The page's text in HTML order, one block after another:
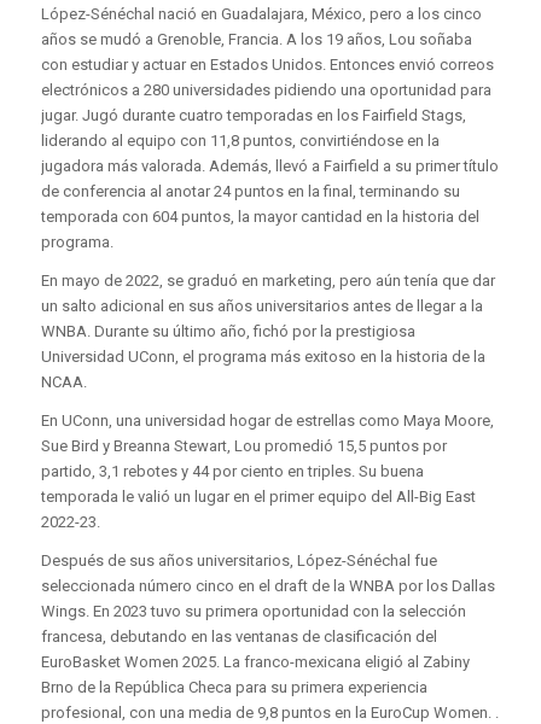
López-Sénéchal nació en Guadalajara, México, pero a los cinco
años se mudó a Grenoble, Francia. A los 19 años, Lou soñaba
con estudiar y actuar en Estados Unidos. Entonces envió correos
electrónicos a 280 universidades pidiendo una oportunidad para
jugar. Jugó durante cuatro temporadas en los Fairfield Stags,
liderando al equipo con 11,8 puntos, convirtiéndose en la
jugadora más valorada. Además, llevó a Fairfield a su primer título
de conferencia al anotar 24 puntos en la final, terminando su
temporada con 604 puntos, la mayor cantidad en la historia del
programa.
En mayo de 2022, se graduó en marketing, pero aún tenía que dar
un salto adicional en sus años universitarios antes de llegar a la
WNBA. Durante su último año, fichó por la prestigiosa
Universidad UConn, el programa más exitoso en la historia de la
NCAA.
En UConn, una universidad hogar de estrellas como Maya Moore,
Sue Bird y Breanna Stewart, Lou promedió 15,5 puntos por
partido, 3,1 rebotes y 44 por ciento en triples. Su buena
temporada le valió un lugar en el primer equipo del All-Big East
2022-23.
Después de sus años universitarios, López-Sénéchal fue
seleccionada número cinco en el draft de la WNBA por los Dallas
Wings. En 2023 tuvo su primera oportunidad con la selección
francesa, debutando en las ventanas de clasificación del
EuroBasket Women 2025. La franco-mexicana eligió al Zabiny
Brno de la República Checa para su primera experiencia
profesional, con una media de 9,8 puntos en la EuroCup Women. .